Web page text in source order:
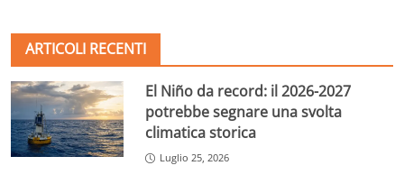
ARTICOLI RECENTI
El Niño da record: il 2026-2027
potrebbe segnare una svolta
climatica storica
Luglio 25, 2026